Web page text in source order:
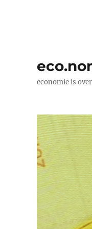
economie is